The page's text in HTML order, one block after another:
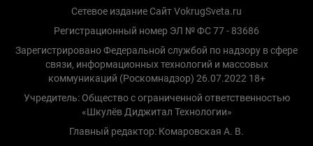
Сетевое издание Сайт VokrugSveta.ru
Регистрационный номер ЭЛ № ФС 77 - 83686
Зарегистрировано Федеральной службой по надзору в сфере
связи, информационных технологий и массовых
коммуникаций (Роскомнадзор) 26.07.2022 18+
Учредитель: Общество с ограниченной ответственностью
«Шкулёв Диджитал Технологии»
Главный редактор: Комаровская А. В.